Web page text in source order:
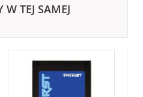
TEJ SAMEJ